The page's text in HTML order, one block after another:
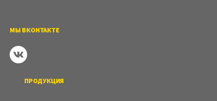
МЫ ВКОНТАКТЕ
ПРОДУКЦИЯ